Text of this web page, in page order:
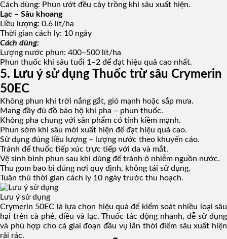
Cách dùng: Phun ướt đều cây trồng khi sâu xuất hiện.
Lạc – Sâu khoang
Liều lượng: 0.6 lít/ha
Thời gian cách ly: 10 ngày
Cách dùng:
Lượng nước phun: 400–500 lít/ha
Phun thuốc khi sâu tuổi 1–2 để đạt hiệu quả cao nhất.
5. Lưu ý sử dụng Thuốc trừ sâu Crymerin
50EC
Không phun khi trời nắng gắt, gió mạnh hoặc sắp mưa.
Mang đầy đủ đồ bảo hộ khi pha – phun thuốc.
Không pha chung với sản phẩm có tính kiềm mạnh.
Phun sớm khi sâu mới xuất hiện để đạt hiệu quả cao.
Sử dụng đúng liều lượng – lượng nước theo khuyến cáo.
Tránh để thuốc tiếp xúc trực tiếp với da và mắt.
Vệ sinh bình phun sau khi dùng để tránh ô nhiễm nguồn nước.
Thu gom bao bì đúng nơi quy định, không tái sử dụng.
Tuân thủ thời gian cách ly 10 ngày trước thu hoạch.
Lưu ý sử dụng
Crymerin 50EC là lựa chọn hiệu quả để kiểm soát nhiều loại sâu
hại trên cà phê, điều và lạc. Thuốc tác động nhanh, dễ sử dụng
và phù hợp cho cả giai đoạn đầu vụ lẫn thời điểm sâu xuất hiện
rải rác.